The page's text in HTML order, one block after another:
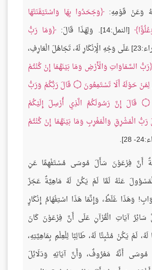
وَعَنْ قَوْمِهِ:
وَجَحَدُوا بِهَا وَاسْتَيْقَنَتْهَا
[النمل:14]. وَلِهَذَا قَالَ:
وَمَا رَبُّ
[الشعراء:23] عَلَى وَجْهِ الْإِنْكَارِ لَهُ، تَجَاهُلَ الْعَارِفِ،
رَبُّ السَّمَاوَاتِ وَالْأَرْضِ وَمَا بَيْنَهُمَا إِنْ كُنْتُمْ
حَوْلَهُ أَلَا تَسْتَمِعُونَ۝
قَالَ رَبُّكُمْ وَرَبُّ
۝
قَالَ إِنَّ رَسُولَكُمُ الَّذِي أُرْسِلَ إِلَيْكُمْ
رَبُّ الْمَشْرِقِ وَالْمَغْرِبِ وَمَا بَيْنَهُمَا إِنْ كُنْتُمْ
أَنَّ فِرْعَوْنَ سَأَلَ مُوسَى مُسْتَفْهِمًا عَنِ
عَنْهُ لَمَّا لَمْ يَكُنْ لَهُ مَاهِيَّةٌ عَجَزَ
وَهَذَا غَلَطٌ، وَإِنَّمَا هَذَا اسْتِفْهَامُ إِنْكَارٍ
آيَاتِ الْقُرْآنِ عَلَى أَنَّ فِرْعَوْنَ كَانَ
لَهُ، لَمْ يَكُنْ مُثْبِتًا لَهُ، طَالِبًا لِلْعِلْمِ بِمَاهِيَّتِهِ،
مُوسَى أَنَّهُ مَعْرُوفٌ، وَأَنَّ آيَاتِهِ وَدَلَائِلَ